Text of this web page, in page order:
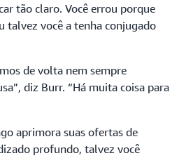
tão claro. Você errou porque
talvez você a tenha conjugado
de volta nem sempre
diz Burr. “Há muita coisa para
aprimora suas ofertas de
profundo, talvez você